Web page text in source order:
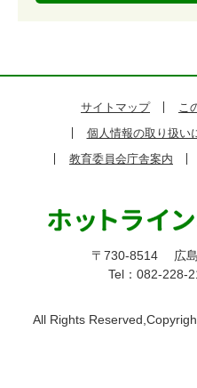
サイトマップ
こ
個人情報の取り扱い
教育委員会庁舎案内
〒730-8514
広
Tel：082-228-
All Rights